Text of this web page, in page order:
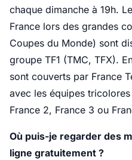
chaque dimanche à 19h.
France lors des grandes
Coupes du Monde) sont
groupe TF1 (TMC, TFX).
sont couverts par France
avec les équipes
France 2, France 3 ou
Où puis-je regarder des
ligne gratuitement ?